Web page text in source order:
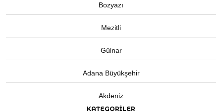
Bozyazı
Mezitli
Gülnar
Adana Büyükşehir
Akdeniz
KATEGORİLER